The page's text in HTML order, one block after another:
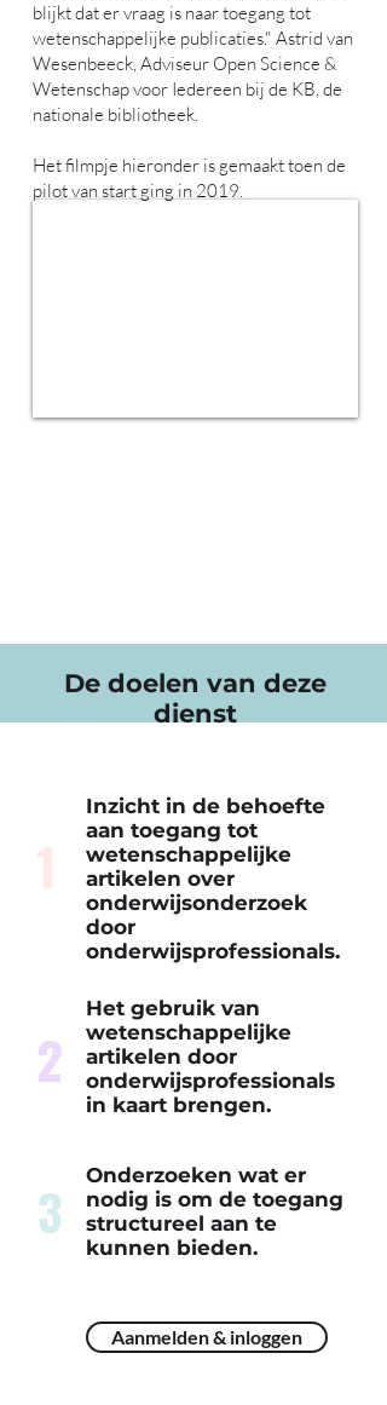
blijkt dat er vraag is naar toegang tot
wetenschappelijke publicaties." Astrid van
Wesenbeeck, Adviseur Open Science &
Wetenschap voor Iedereen bij de KB, de
nationale bibliotheek.
Het filmpje hieronder is gemaakt toen de
pilot van start ging in 2019.
De doelen van deze
dienst
Inzicht in de behoefte
aan toegang tot
wetenschappelijke
artikelen over
onderwijsonderzoek
door
onderwijsprofessionals.
Het gebruik van
wetenschappelijke
artikelen door
onderwijsprofessionals
in kaart brengen.
2
3
Onderzoeken wat er
nodig is om de toegang
structureel aan te
kunnen bieden.
Aanmelden & inloggen